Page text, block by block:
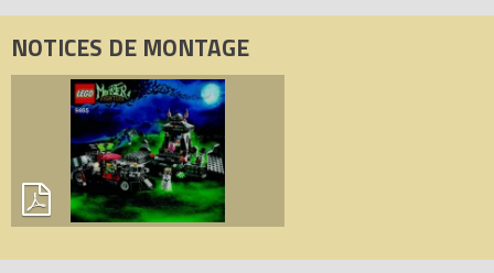
NOTICES DE MONTAGE